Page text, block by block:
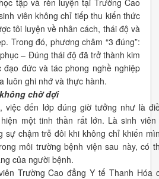
tập và rèn luyện tại Trường Cao
viên không chỉ tiếp thu kiến thức
tôi luyện về nhân cách, thái độ và
Trong đó, phương châm “3 đúng”:
– Đúng thái độ đã trở thành kim
đức và tác phong nghề nghiệp
luôn ghi nhớ và thực hành.
chờ đợi
việc đến lớp đúng giờ tưởng như là
một tinh thần rất lớn. Là sinh viên
sự chậm trễ đôi khi không chỉ khiến
môi trường bệnh viện sau này, có
của người bệnh.
Trường Cao đẳng Y tế Thanh Hóa